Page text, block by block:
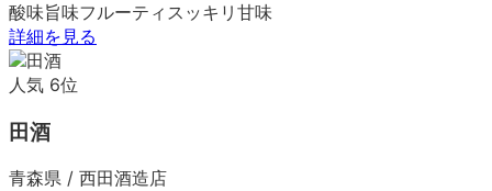
酸味旨味フルーティ スッキリ 甘味
詳細を見る
人気 6位
田酒
青森県 / 西田酒造店